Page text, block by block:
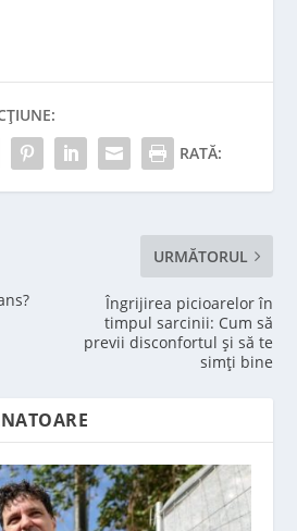
RATĂ:
URMĂTORUL
Îngrijirea picioarelor în
timpul sarcinii: Cum să
previi disconfortul și să te
simți bine